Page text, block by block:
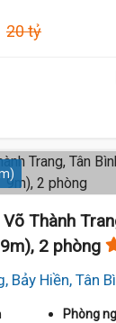
20 tỷ
Thành
2 phòng
Bảy Hiền, Tân
Phòng